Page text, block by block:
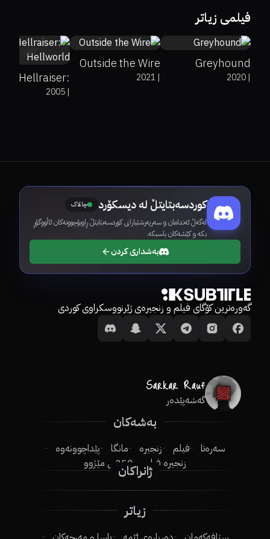
فیلمی زیاتر
Greyhound
|
2020
Outside the Wire
|
2021
Hellraiser:
Hellworld|
2005
کوردسەبتایتڵ لە دیسکۆرد چالاک
لەگەڵ ئەندامان و سەرپەرشتیارانی کوردسەبتایتڵ ڕاوبۆچوونەکان ئاڵووگۆڕ
بکە و کێشەکان باسبکە.
بەشداری کردن
گەورەترین کۆگای فیلم و زنجیرەی ژێرنووسکراوی کوردی
گەشەپێدەر
بەشەکان
سەرەتا فیلم زنجیرە مانگا
پێداچوونەوە
زنجیرە فیلم
250ـی مێژوو
ژانراکان
زیاتر